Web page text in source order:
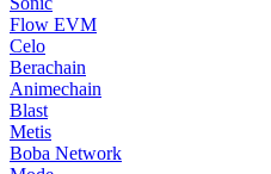
Flow EVM
Celo
Berachain
Animechain
Blast
Metis
Boba Network